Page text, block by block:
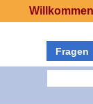
Fragen